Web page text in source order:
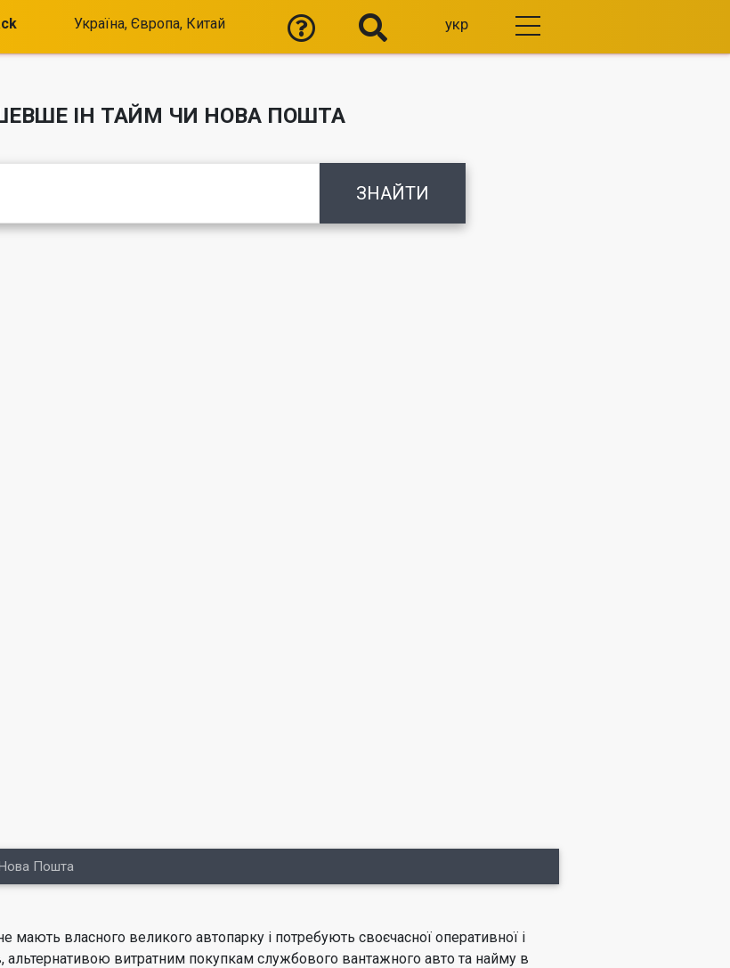
Україна, Європа, Китай укр
ІН ТАЙМ ЧИ НОВА ПОШТА
ЗНАЙТИ
Пошта
мають власного великого автопарку і потребують своєчасної оперативної і
альтернативою витратним покупкам службового вантажного авто та найму в